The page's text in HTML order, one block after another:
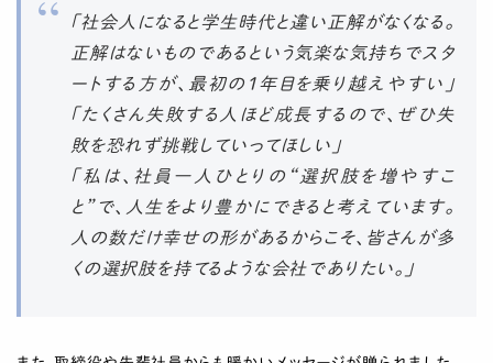
「社会人になると学生時代と違い正解がなくなる。
正解はないものであるという気楽な気持ちでスタ
ートする方が、最初の1年目を乗り越えやすい」
「たくさん失敗する人ほど成長するので、ぜひ失
敗を恐れず挑戦していってほしい」
「私は、社員一人ひとりの“選択肢を増やすこ
と”で、人生をより豊かにできると考えています。
人の数だけ幸せの形があるからこそ、皆さんが多
くの選択肢を持てるような会社でありたい。」